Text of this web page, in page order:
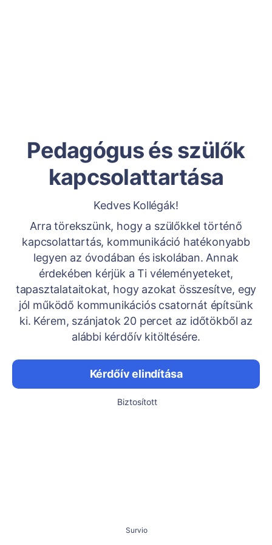
Pedagógus és szülők
kapcsolattartása
Kedves Kollégák!
Arra törekszünk, hogy a szülőkkel történő
kapcsolattartás, kommunikáció hatékonyabb
legyen az óvodában és iskolában. Annak
érdekében kérjük a Ti véleményeteket,
tapasztalataitokat, hogy azokat összesítve, egy
jól működő kommunikációs csatornát építsünk
ki. Kérem, szánjatok 20 percet az időtökből az
alábbi kérdőív kitöltésére.
Kérdőív elindítása
Biztosított
Survio